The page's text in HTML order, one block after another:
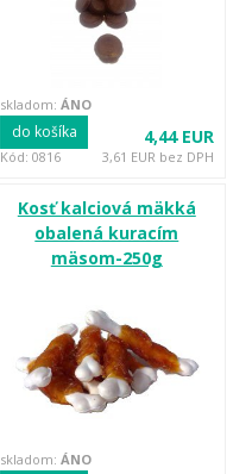
Kód: 0816
skladom: ÁNO
4,44 EUR
3,61 EUR bez DPH
do košíka
Kosť kalciová mäkká
obalená kuracím
mäsom-250g
skladom: ÁNO